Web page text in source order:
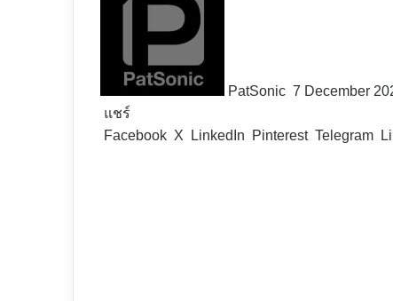
PatSonic 7 December
แชร์
Facebook X LinkedIn Pinterest Telegram